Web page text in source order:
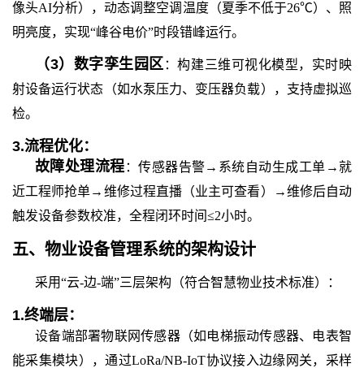
像头AI分析），动态调整空调温度（夏季不低于26℃）、照
明亮度，实现“峰谷电价”时段错峰运行。
（3） 数字孪生园区 ：构建三维可视化模型，实时映
射设备运行状态（如水泵压力、变压器负载），支持虚拟巡
检。
3.流程优化：
故障处理流程 ：传感器告警→系统自动生成工单→就
近工程师抢单→维修过程直播（业主可查看）→维修后自动
触发设备参数校准，全程闭环时间≤2小时。
五、 物业设备管理系统的架构设计
采用“云-边-端”三层架构（符合智慧物业技术标准）：
1.终端层：
设备端部署物联网传感器（如电梯振动传感器、电表智
能采集模块），通过LoRa/NB-IoT协议接入边缘网关，采样